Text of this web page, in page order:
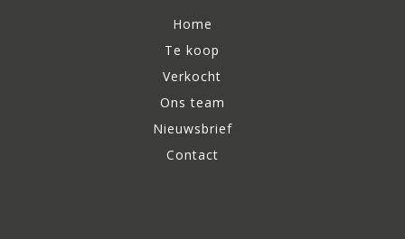
Home
Te koop
Verkocht
Ons team
Nieuwsbrief
Contact